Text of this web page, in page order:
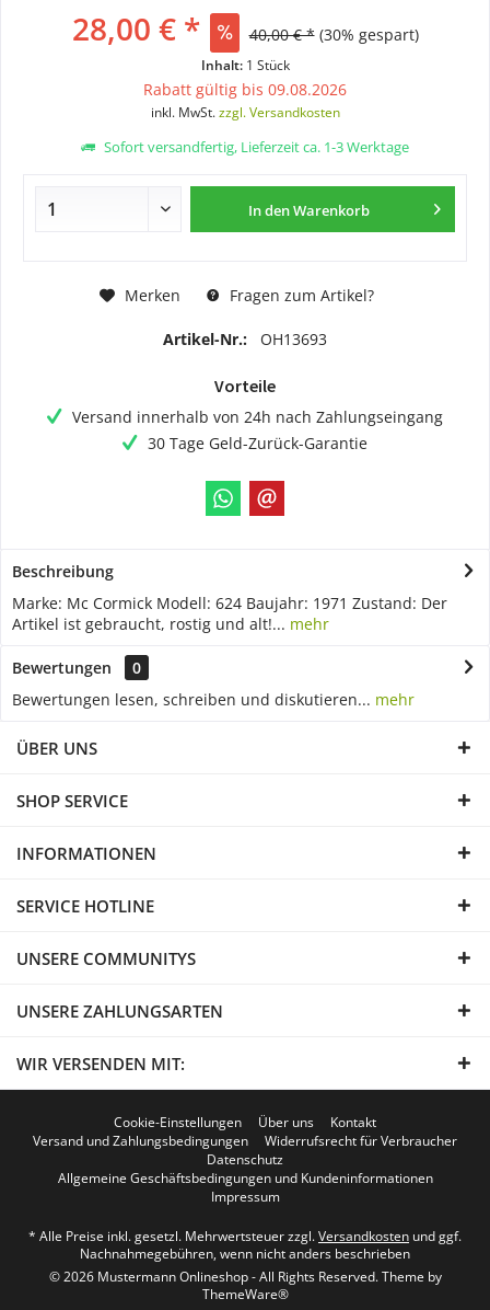
28,00 € * 40,00 € * (30% gespart)
Inhalt: 1 Stück
Rabatt gültig bis 09.08.2026
inkl. MwSt.zzgl. Versandkosten
Sofort versandfertig, Lieferzeit ca. 1-3 Werktage
In denWarenkorb
Merken Fragen zum Artikel?
Artikel-Nr.: OH13693
Vorteile
Versand innerhalb von 24h nach Zahlungseingang
30 Tage Geld-Zurück-Garantie
Beschreibung
Marke: Mc Cormick Modell: 624 Baujahr: 1971 Zustand: Der
Artikel ist gebraucht, rostig und alt!... mehr
Bewertungen
0
Bewertungen lesen, schreiben und diskutieren... mehr
ÜBER UNS
SHOP SERVICE
INFORMATIONEN
SERVICE HOTLINE
UNSERE COMMUNITYS
UNSERE ZAHLUNGSARTEN
WIR VERSENDEN MIT:
Cookie-Einstellungen Über uns
Kontakt
Versand und Zahlungsbedingungen
Widerrufsrecht für Verbraucher
Datenschutz
Allgemeine Geschäftsbedingungen und Kundeninformationen
Impressum
* Alle Preise inkl. gesetzl. Mehrwertsteuer zzgl.Versandkosten und ggf.
Nachnahmegebühren, wenn nicht anders beschrieben
© 2026 Mustermann Onlineshop - All Rights Reserved. Theme by
ThemeWare®